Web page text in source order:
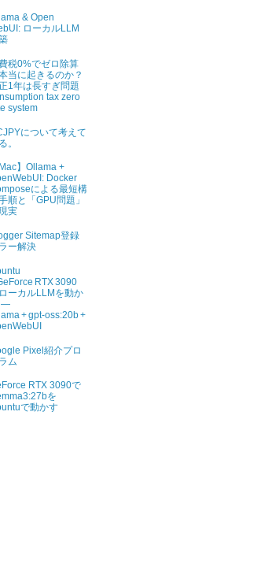
& Open
ローカルLLM
税0%でゼロ除算
当に起きるのか？
1年は長すぎ問題
tax zero
system
について考えて
。
Mac】Ollama +
Docker
による最短構
順と「GPU問題」
実
Sitemap登録
ー解決
RTX 3090
ーカルLLMを動か
―
+ gpt‑oss:20b +
Pixel紹介プロ
ム
RTX 3090で
を
で動かす